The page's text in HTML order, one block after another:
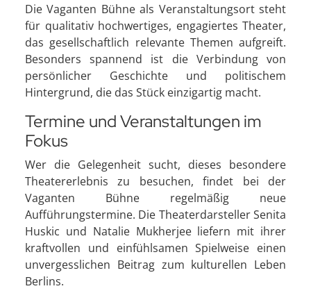
Die Vaganten Bühne als Veranstaltungsort steht
für qualitativ hochwertiges, engagiertes Theater,
das gesellschaftlich relevante Themen aufgreift.
Besonders spannend ist die Verbindung von
persönlicher Geschichte und politischem
Hintergrund, die das Stück einzigartig macht.
Termine und Veranstaltungen im
Fokus
Wer die Gelegenheit sucht, dieses besondere
Theatererlebnis zu besuchen, findet bei der
Vaganten Bühne regelmäßig neue
Aufführungstermine. Die Theaterdarsteller Senita
Huskic und Natalie Mukherjee liefern mit ihrer
kraftvollen und einfühlsamen Spielweise einen
unvergesslichen Beitrag zum kulturellen Leben
Berlins.